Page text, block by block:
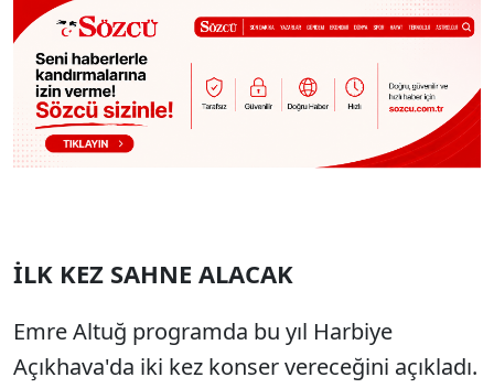
İLK KEZ SAHNE ALACAK
Emre Altuğ programda bu yıl Harbiye
Açıkhava'da iki kez konser vereceğini açıkladı.